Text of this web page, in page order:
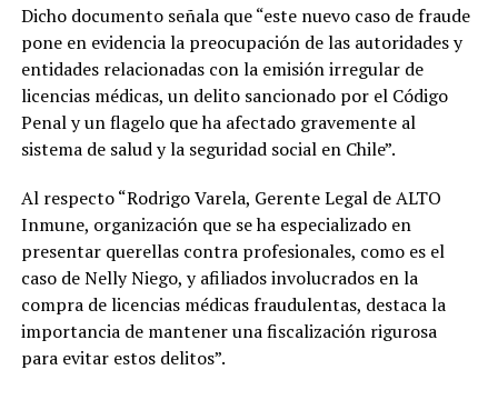
Dicho documento señala que “este nuevo caso de fraude
pone en evidencia la preocupación de las autoridades y
entidades relacionadas con la emisión irregular de
licencias médicas, un delito sancionado por el Código
Penal y un flagelo que ha afectado gravemente al
sistema de salud y la seguridad social en Chile”.
Al respecto “Rodrigo Varela, Gerente Legal de ALTO
Inmune, organización que se ha especializado en
presentar querellas contra profesionales, como es el
caso de Nelly Niego, y afiliados involucrados en la
compra de licencias médicas fraudulentas, destaca la
importancia de mantener una fiscalización rigurosa
para evitar estos delitos”.